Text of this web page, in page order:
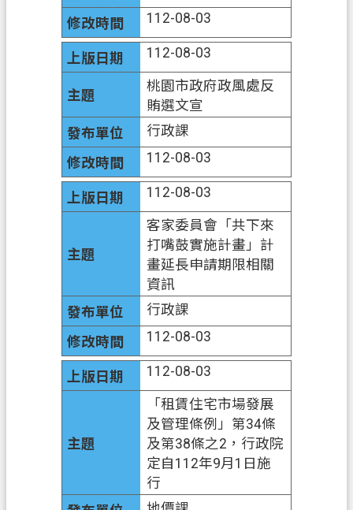
112-08-03
112-08-03
桃園市政府政風處反
賄選文宣
行政課
112-08-03
112-08-03
客家委員會「共下來
打嘴鼓實施計畫」計
畫延長申請期限相關
資訊
行政課
112-08-03
112-08-03
「租賃住宅市場發展
及管理條例」第34條
及第38條之2，行政院
定自112年9月1日施
行